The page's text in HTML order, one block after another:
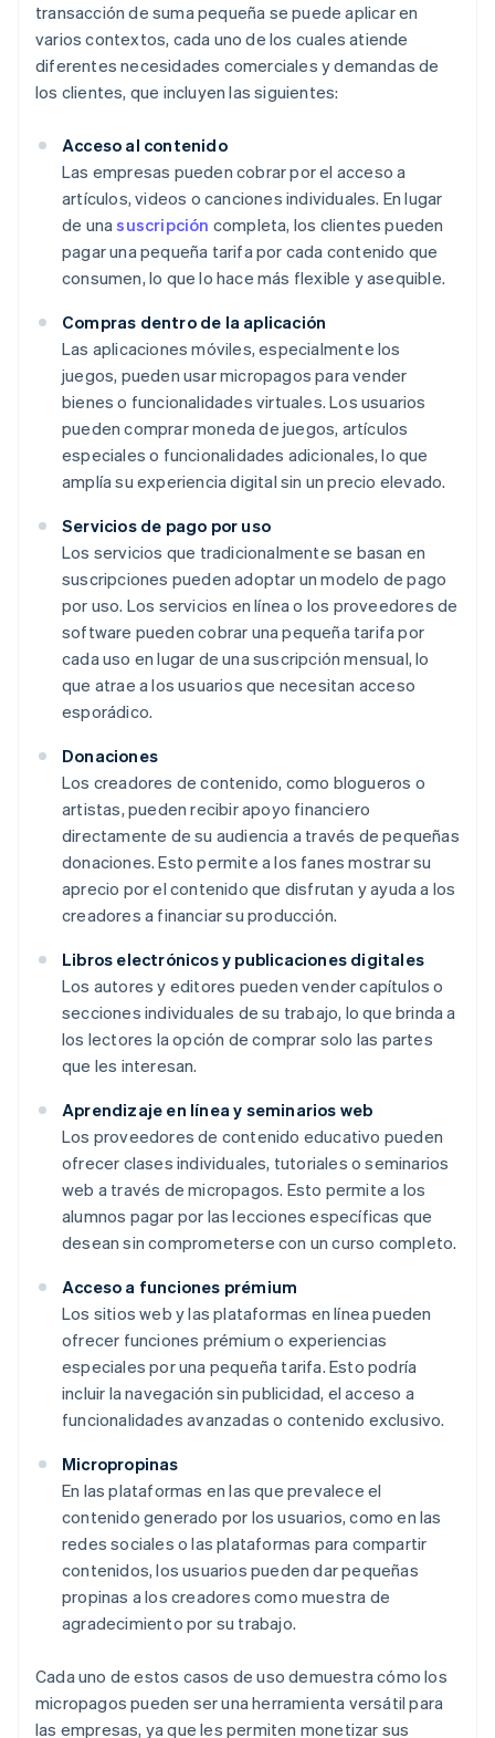
transacción de suma pequeña se puede aplicar en
varios contextos, cada uno de los cuales atiende
diferentes necesidades comerciales y demandas de
los clientes, que incluyen las siguientes:
Acceso al contenido
Las empresas pueden cobrar por el acceso a
artículos, videos o canciones individuales. En lugar
de unasuscripción completa, los clientes pueden
pagar una pequeña tarifa por cada contenido que
consumen, lo que lo hace más flexible y asequible.
Compras dentro de la aplicación
Las aplicaciones móviles, especialmente los
juegos, pueden usar micropagos para vender
bienes o funcionalidades virtuales. Los usuarios
pueden comprar moneda de juegos, artículos
especiales o funcionalidades adicionales, lo que
amplía su experiencia digital sin un precio elevado.
Servicios de pago por uso
Los servicios que tradicionalmente se basan en
suscripciones pueden adoptar un modelo de pago
por uso. Los servicios en línea o los proveedores de
software pueden cobrar una pequeña tarifa por
cada uso en lugar de una suscripción mensual, lo
que atrae a los usuarios que necesitan acceso
esporádico.
Donaciones
Los creadores de contenido, como blogueros o
artistas, pueden recibir apoyo financiero
directamente de su audiencia a través de pequeñas
donaciones. Esto permite a los fanes mostrar su
aprecio por el contenido que disfrutan y ayuda a los
creadores a financiar su producción.
Libros electrónicos y publicaciones digitales
Los autores y editores pueden vender capítulos o
secciones individuales de su trabajo, lo que brinda a
los lectores la opción de comprar solo las partes
que les interesan.
Aprendizaje en línea y seminarios web
Los proveedores de contenido educativo pueden
ofrecer clases individuales, tutoriales o seminarios
web a través de micropagos. Esto permite a los
alumnos pagar por las lecciones específicas que
desean sin comprometerse con un curso completo.
Acceso a funciones prémium
Los sitios web y las plataformas en línea pueden
ofrecer funciones prémium o experiencias
especiales por una pequeña tarifa. Esto podría
incluir la navegación sin publicidad, el acceso a
funcionalidades avanzadas o contenido exclusivo.
Micropropinas
En las plataformas en las que prevalece el
contenido generado por los usuarios, como en las
redes sociales o las plataformas para compartir
contenidos, los usuarios pueden dar pequeñas
propinas a los creadores como muestra de
agradecimiento por su trabajo.
Cada uno de estos casos de uso demuestra cómo los
micropagos pueden ser una herramienta versátil para
las empresas, ya que les permiten monetizar sus